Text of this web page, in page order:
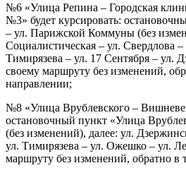
№6 «Улица Репина – Городская
№3» будет курсировать:
– ул. Парижской Коммуны (без
Социалистическая – ул. Свердлова –
Тимирязева – ул. 17 Сентября – ул.
своему маршруту без изменений,
направлении;
№8 «Улица Врублевского –
остановочный пункт «Улица
(без изменений), далее: ул.
ул. Тимирязева – ул. Ожешко – ул.
маршруту без изменений, обратно в